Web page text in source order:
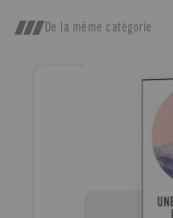
souffle
De la même catégorie